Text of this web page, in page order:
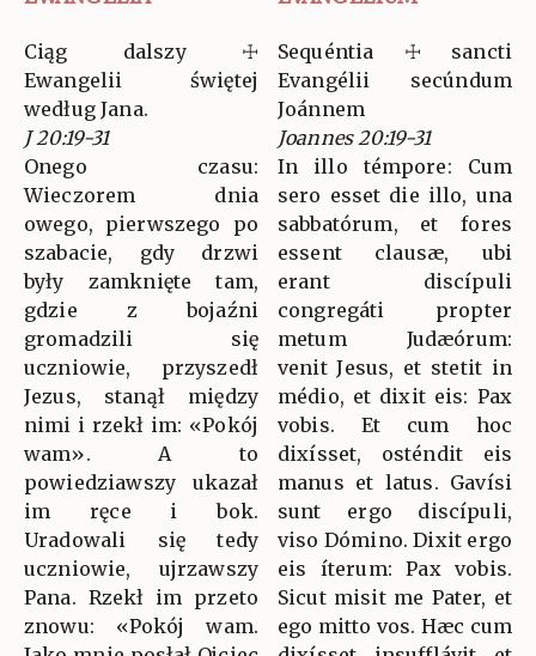
Ciąg dalszy ☩
Ewangelii świętej
według Jana.
J 20:19-31
Onego czasu:
Wieczorem dnia
owego, pierwszego po
szabacie, gdy drzwi
były zamknięte tam,
gdzie z bojaźni
gromadzili się
uczniowie, przyszedł
Jezus, stanął między
nimi i rzekł im: «Pokój
wam». A to
powiedziawszy ukazał
im ręce i bok.
Uradowali się tedy
uczniowie, ujrzawszy
Pana. Rzekł im przeto
znowu: «Pokój wam.
Sequéntia ☩ sancti
Evangélii secúndum
Joánnem
Joannes 20:19-31
In illo témpore: Cum
sero esset die illo, una
sabbatórum, et fores
essent clausæ, ubi
erant discípuli
congregáti propter
metum Judæórum:
venit Jesus, et stetit in
médio, et dixit eis: Pax
vobis. Et cum hoc
dixísset, osténdit eis
manus et latus. Gavísi
sunt ergo discípuli,
viso Dómino. Dixit ergo
eis íterum: Pax vobis.
Sicut misit me Pater, et
ego mitto vos. Hæc cum